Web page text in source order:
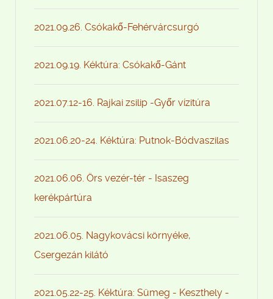
2021.09.26. Csókakő-Fehérvárcsurgó
2021.09.19. Kéktúra: Csókakő-Gánt
2021.07.12-16. Rajkai zsilip -Győr vízitúra
2021.06.20-24. Kéktúra: Putnok-Bódvaszilas
2021.06.06. Örs vezér-tér - Isaszeg
kerékpártúra
2021.06.05. Nagykovácsi környéke,
Csergezán kilátó
2021.05.22-25. Kéktúra: Sümeg - Keszthely -